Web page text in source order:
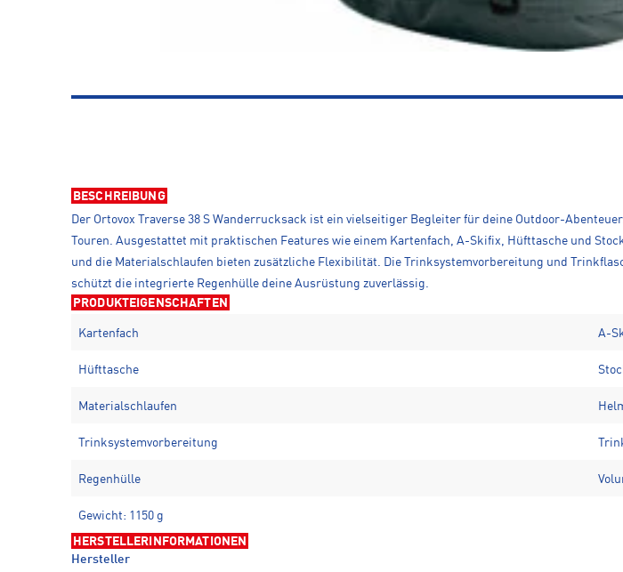
BESCHREIBUNG
Der Ortovox Traverse 38 S Wanderrucksack ist ein vielseitiger Begleiter für deine Outdoor-
Touren. Ausgestattet mit praktischen Features wie einem Kartenfach, A-Skifix, Hüfttasche und
und die Materialschlaufen bieten zusätzliche Flexibilität. Die Trinksystemvorbereitung und
schützt die integrierte Regenhülle deine Ausrüstung zuverlässig.
PRODUKTEIGENSCHAFTEN
Kartenfach A-
Hüfttasche
Materialschlaufen
Trinksystemvorbereitung
Regenhülle
Gewicht: 1150 g
HERSTELLERINFORMATIONEN
Hersteller